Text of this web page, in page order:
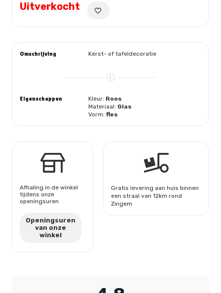
Uitverkocht
Omschrijving Kerst- of tafeldecoratie
Eigenschappen Kleur: Roos
Materiaal: Glas
Vorm:fles
Afhaling in de winkel
tijdens onze
openingsuren
Openingsuren
van onze
winkel
Gratis levering aan huis binnen
een straal van 12km rond
Zingem